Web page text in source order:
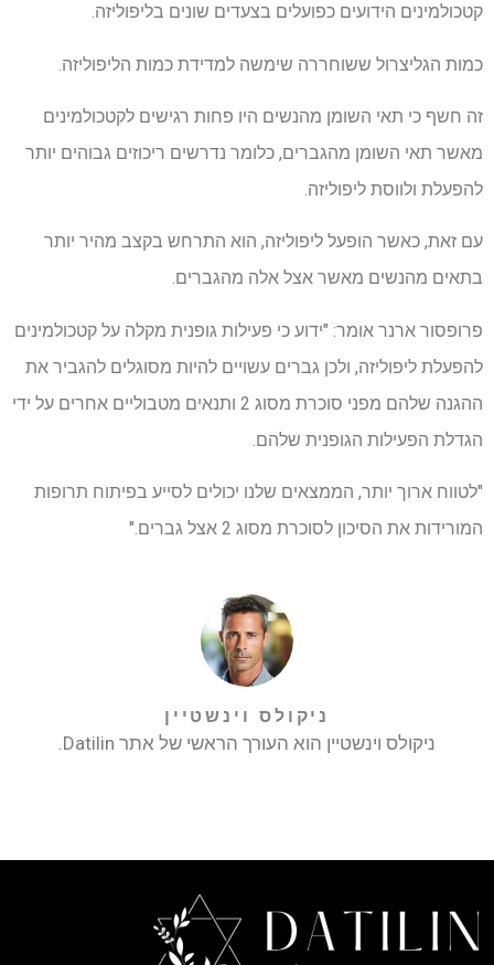
קטכולמינים הידועים כפועלים בצעדים שונים בליפוליזה.
כמות הגליצרול ששוחררה שימשה למדידת כמות הליפוליזה.
זה חשף כי תאי השומן מהנשים היו פחות רגישים לקטכולמינים
מאשר תאי השומן מהגברים, כלומר נדרשים ריכוזים גבוהים יותר
להפעלת ולווסת ליפוליזה.
עם זאת, כאשר הופעל ליפוליזה, הוא התרחש בקצב מהיר יותר
בתאים מהנשים מאשר אצל אלה מהגברים.
פרופסור ארנר אומר: "ידוע כי פעילות גופנית מקלה על קטכולמינים
להפעלת ליפוליזה, ולכן גברים עשויים להיות מסוגלים להגביר את
ההגנה שלהם מפני סוכרת מסוג 2 ותנאים מטבוליים אחרים על ידי
הגדלת הפעילות הגופנית שלהם.
"לטווח ארוך יותר, הממצאים שלנו יכולים לסייע בפיתוח תרופות
המורידות את הסיכון לסוכרת מסוג 2 אצל גברים."
ניקולס וינשטיין
ניקולס וינשטיין הוא העורך הראשי של אתר Datilin.